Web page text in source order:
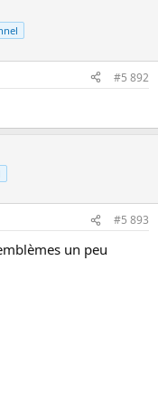
#5 892
#5 893
un peu